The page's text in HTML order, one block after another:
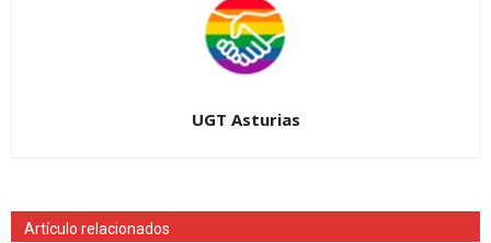
UGT Asturias
Artículo relacionados